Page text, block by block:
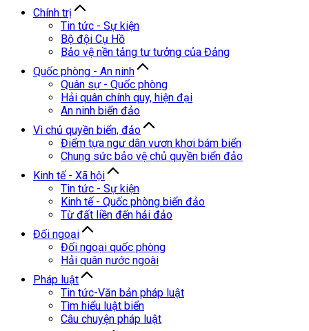
Chính trị
Tin tức - Sự kiện
Bộ đội Cụ Hồ
Bảo vệ nền tảng tư tưởng của Đảng
Quốc phòng - An ninh
Quân sự - Quốc phòng
Hải quân chính quy, hiện đại
An ninh biển đảo
Vì chủ quyền biển, đảo
Điểm tựa ngư dân vươn khơi bám biển
Chung sức bảo vệ chủ quyền biển đảo
Kinh tế - Xã hội
Tin tức - Sự kiện
Kinh tế - Quốc phòng biển đảo
Từ đất liền đến hải đảo
Đối ngoại
Đối ngoại quốc phòng
Hải quân nước ngoài
Pháp luật
Tin tức-Văn bản pháp luật
Tìm hiểu luật biển
Câu chuyện pháp luật